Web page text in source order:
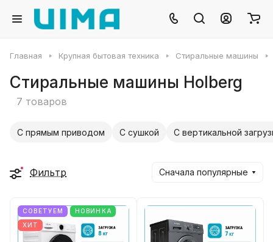
Главная Крупная бытовая техника Стиральные машины
Cтиральные машины Holberg
7 товаров
С прямым приводом С сушкой С вертикальной
Фильтр Сначала популярные
СОВЕТУЕМ
НОВИНКА
ХИТ